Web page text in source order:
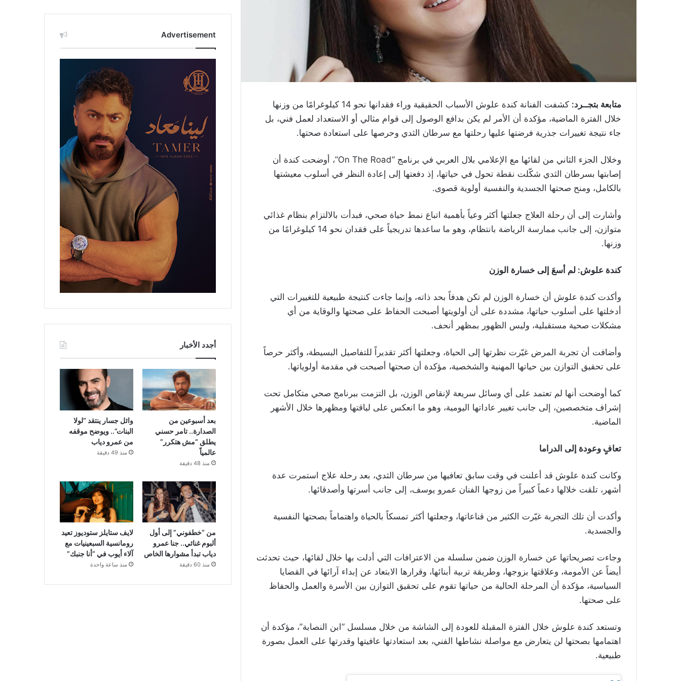
متابعة بتجــرد:
كشفت الفنانة كندة علوش الأسباب الحقيقية وراء فقدانها نحو 14 كيلوغرامًا من وزنها
خلال الفترة الماضية، مؤكدة أن الأمر لم يكن بدافع الوصول إلى قوام مثالي أو الاستعداد لعمل فني، بل
جاء نتيجة تغييرات جذرية فرضتها عليها رحلتها مع سرطان الثدي وحرصها على استعادة صحتها.
وخلال الجزء الثاني من لقائها مع الإعلامي بلال العربي في برنامج “On The Road”، أوضحت كندة أن
إصابتها بسرطان الثدي شكّلت نقطة تحول في حياتها، إذ دفعتها إلى إعادة النظر في أسلوب معيشتها
بالكامل، ومنح صحتها الجسدية والنفسية أولوية قصوى.
وأشارت إلى أن رحلة العلاج جعلتها أكثر وعياً بأهمية اتباع نمط حياة صحي، فبدأت بالالتزام بنظام غذائي
متوازن، إلى جانب ممارسة الرياضة بانتظام، وهو ما ساعدها تدريجياً على فقدان نحو 14 كيلوغرامًا من
وزنها.
كندة علوش: لم أسعَ إلى خسارة الوزن
وأكدت كندة علوش أن خسارة الوزن لم تكن هدفاً بحد ذاته، وإنما جاءت كنتيجة طبيعية للتغييرات التي
أدخلتها على أسلوب حياتها، مشددة على أن أولويتها أصبحت الحفاظ على صحتها والوقاية من أي
مشكلات صحية مستقبلية، وليس الظهور بمظهر أنحف.
وأضافت أن تجربة المرض غيّرت نظرتها إلى الحياة، وجعلتها أكثر تقديراً للتفاصيل البسيطة، وأكثر حرصاً
على تحقيق التوازن بين حياتها المهنية والشخصية، مؤكدة أن صحتها أصبحت في مقدمة أولوياتها.
كما أوضحت أنها لم تعتمد على أي وسائل سريعة لإنقاص الوزن، بل التزمت ببرنامج صحي متكامل تحت
إشراف متخصصين، إلى جانب تغيير عاداتها اليومية، وهو ما انعكس على لياقتها ومظهرها خلال الأشهر
الماضية.
تعافٍ وعودة إلى الدراما
وكانت كندة علوش قد أعلنت في وقت سابق تعافيها من سرطان الثدي، بعد رحلة علاج استمرت عدة
أشهر، تلقت خلالها دعماً كبيراً من زوجها الفنان عمرو يوسف، إلى جانب أسرتها وأصدقائها.
وأكدت أن تلك التجربة غيّرت الكثير من قناعاتها، وجعلتها أكثر تمسكاً بالحياة واهتماماً بصحتها النفسية
والجسدية.
وجاءت تصريحاتها عن خسارة الوزن ضمن سلسلة من الاعترافات التي أدلت بها خلال لقائها، حيث تحدثت
أيضاً عن الأمومة، وعلاقتها بزوجها، وطريقة تربية أبنائها، وقرارها الابتعاد عن إبداء آرائها في القضايا
السياسية، مؤكدة أن المرحلة الحالية من حياتها تقوم على تحقيق التوازن بين الأسرة والعمل والحفاظ
على صحتها.
وتستعد كندة علوش خلال الفترة المقبلة للعودة إلى الشاشة من خلال مسلسل “ابن النصابة”، مؤكدة أن
اهتمامها بصحتها لن يتعارض مع مواصلة نشاطها الفني، بعد استعادتها عافيتها وقدرتها على العمل بصورة
طبيعية.
Advertisement
أجدد الأخبار
بعد أسبوعين من
الصدارة.. تامر حسني
يطلق “مش هتكرر”
عالمياً
منذ 48 دقيقة
وائل جسار ينتقد “لولا
البنات”.. ويوضح موقفه
من عمرو دياب
منذ 49 دقيقة
من “خطفوني” إلى أول
ألبوم غنائي.. جنا عمرو
دياب تبدأ مشوارها الخاص
منذ 60 دقيقة
لايف ستايلز ستوديوز تعيد
رومانسية السبعينيات مع
آلاء أيوب في “أنا جنبك”
منذ ساعة واحدة